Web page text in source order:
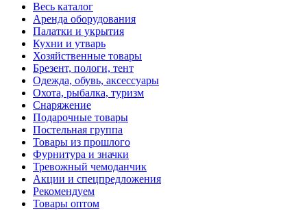
Весь каталог
Аренда оборудования
Палатки и укрытия
Кухни и утварь
Хозяйственные товары
Брезент, пологи, тент
Одежда, обувь, аксессуары
Охота, рыбалка, туризм
Снаряжение
Подарочные товары
Постельная группа
Товары из прошлого
Фурнитура и значки
Тревожный чемоданчик
Акции и спецпредложения
Рекомендуем
Товары оптом